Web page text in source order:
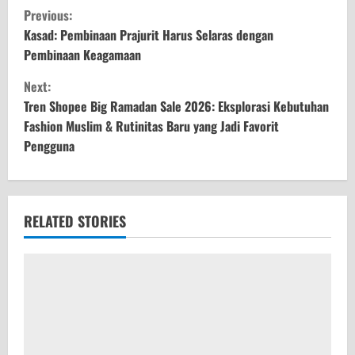
C
o
n
t
i
n
u
e
Previous:
Kasad: Pembinaan Prajurit Harus Selaras dengan
Pembinaan Keagamaan
Next:
Tren Shopee Big Ramadan Sale 2026: Eksplorasi Kebutuhan
Fashion Muslim & Rutinitas Baru yang Jadi Favorit
Pengguna
RELATED STORIES